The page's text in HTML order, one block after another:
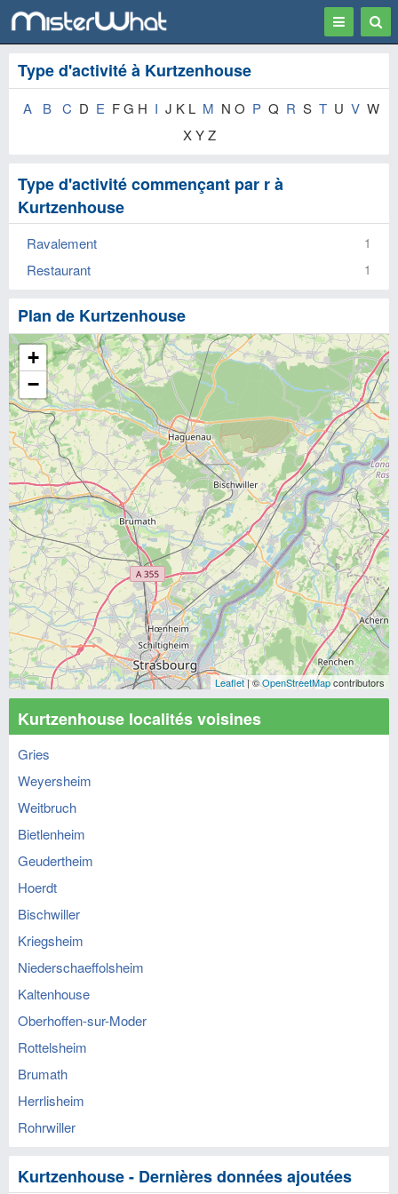
Toggle
Type d'activité à Kurtzenhouse
A B C D E F G H I J K L M N O P Q R S T U V W
X Y Z
Type d'activité commençant par r à
Kurtzenhouse
Ravalement 1
Restaurant 1
Plan de Kurtzenhouse
+
−
Leaflet| ©OpenStreetMapcontributors
Kurtzenhouse localités voisines
Gries
Weyersheim
Weitbruch
Bietlenheim
Geudertheim
Hoerdt
Bischwiller
Kriegsheim
Niederschaeffolsheim
Kaltenhouse
Oberhoffen-sur-Moder
Rottelsheim
Brumath
Herrlisheim
Rohrwiller
Kurtzenhouse - Dernières données ajoutées